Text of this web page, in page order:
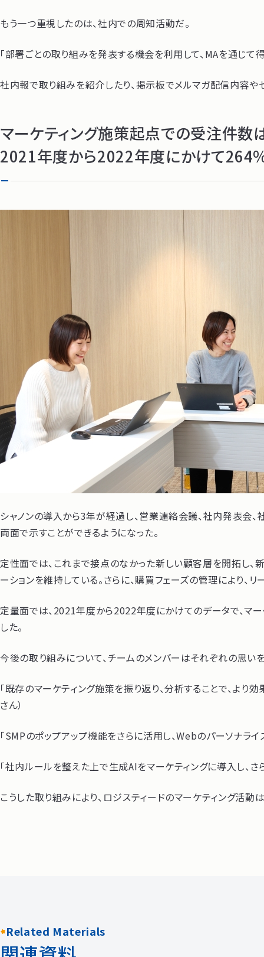
もう一つ重視したのは、社内での周知活動だ。
「部署ごとの取り組みを発表する機会を利用して、MAを通じて
社内報で取り組みを紹介したり、掲示板でメルマガ配信内容や
マーケティング施策起点での受注件数
2021年度から2022年度にかけて
シャノンの導入から3年が経過し、営業連絡会議、社内発表会
両面で示すことができるようになった。
定性面では、これまで接点のなかった新しい顧客層を開拓し、
ーションを維持している。さらに、購買フェーズの管理により
定量面では、2021年度から2022年度にかけてのデータで、
した。
今後の取り組みについて、チームのメンバーはそれぞれの思い
「既存のマーケティング施策を振り返り、分析することで、よ
さん）
「SMPのポップアップ機能をさらに活用し、Webのパーソナラ
「社内ルールを整えた上で生成AIをマーケティングに導入し、さ
こうした取り組みにより、ロジスティードのマーケティング活
Related Materials